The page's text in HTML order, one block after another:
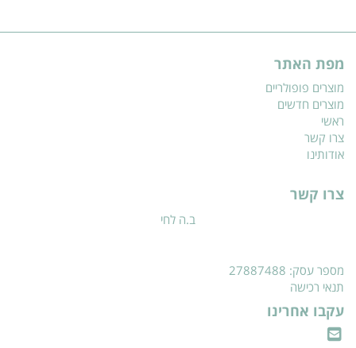
מפת האתר
מוצרים פופולריים
מוצרים חדשים
ראשי
צרו קשר
אודותינו
צרו קשר
ב.ה לחי
מספר עסק: 27887488
תנאי רכישה
עקבו אחרינו